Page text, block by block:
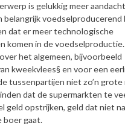
is gelukkig meer
belangrijk voedselproducerend
dat er meer technologische
komen in de voedselproductie.
het algemeen, bijvoorbeeld
kweekvlees§ en voor een
tussenpartijen niet zo’n grote
dat de supermarkten te
geld opstrijken, geld dat niet
boer gaat.